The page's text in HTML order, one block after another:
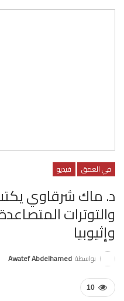
في العمق فيديو
د. ماك شرقاوي
والتوترات
وإثيوبيا
بواسطة Awatef Abdelhamed
10